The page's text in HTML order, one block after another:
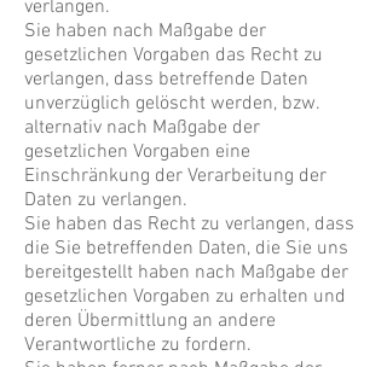
verlangen.
Sie haben nach Maßgabe der
gesetzlichen Vorgaben das Recht zu
verlangen, dass betreffende Daten
unverzüglich gelöscht werden, bzw.
alternativ nach Maßgabe der
gesetzlichen Vorgaben eine
Einschränkung der Verarbeitung der
Daten zu verlangen.
Sie haben das Recht zu verlangen, dass
die Sie betreffenden Daten, die Sie uns
bereitgestellt haben nach Maßgabe der
gesetzlichen Vorgaben zu erhalten und
deren Übermittlung an andere
Verantwortliche zu fordern.